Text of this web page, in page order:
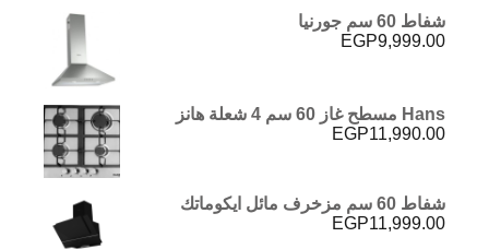
شفاط 60 سم جورنيا
EGP9,999.00
Hans مسطح غاز 60 سم 4 شعلة هانز
EGP11,990.00
شفاط 60 سم مزخرف مائل ايكوماتك
EGP11,999.00